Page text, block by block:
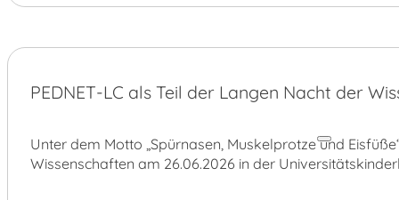
27.
JUNI
PEDNET-LC als Teil der Langen Nacht der
Unter dem Motto „Spürnasen, Muskelprotze und
Wissenschaften am 26.06.2026 in der